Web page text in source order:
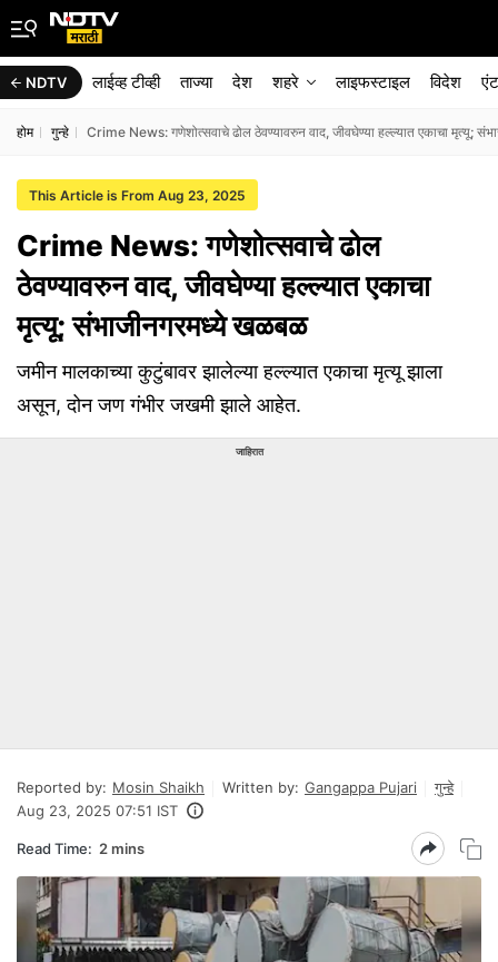
NDTV लाईव्ह टीव्ही ताज्या देश शहरे लाइफस्टाइल विदेश
होम गुन्हे Crime News: गणेशोत्सवाचे ढोल ठेवण्यावरुन वाद, जीवघेण्या हल्ल्यात एकाचा मृत्यू;
This Article is From Aug 23, 2025
Crime News: गणेशोत्सवाचे ढोल
ठेवण्यावरुन वाद, जीवघेण्या हल्ल्यात एकाचा
मृत्यू; संभाजीनगरमध्ये खळबळ
जमीन मालकाच्या कुटुंबावर झालेल्या हल्ल्यात एकाचा मृत्यू झाला
असून, दोन जण गंभीर जखमी झाले आहेत.
जाहिरात
Reported by: Mosin Shaikh Written by: Gangappa Pujari
गुन्हे
Aug 23, 2025 07:51 IST
Read Time: 2 mins